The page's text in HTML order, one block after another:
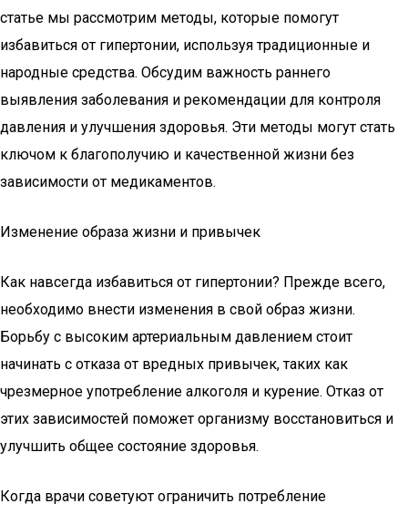
статье мы рассмотрим методы, которые помогут
избавиться от гипертонии, используя традиционные и
народные средства. Обсудим важность раннего
выявления заболевания и рекомендации для контроля
давления и улучшения здоровья. Эти методы могут стать
ключом к благополучию и качественной жизни без
зависимости от медикаментов.
Изменение образа жизни и привычек
Как навсегда избавиться от гипертонии? Прежде всего,
необходимо внести изменения в свой образ жизни.
Борьбу с высоким артериальным давлением стоит
начинать с отказа от вредных привычек, таких как
чрезмерное употребление алкоголя и курение. Отказ от
этих зависимостей поможет организму восстановиться и
улучшить общее состояние здоровья.
Когда врачи советуют ограничить потребление